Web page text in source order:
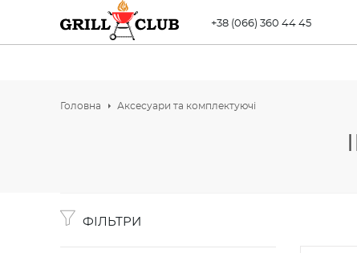
+38 (066) 360 44 45
Головна Аксесуари та комплектуючі
ФІЛЬТРИ